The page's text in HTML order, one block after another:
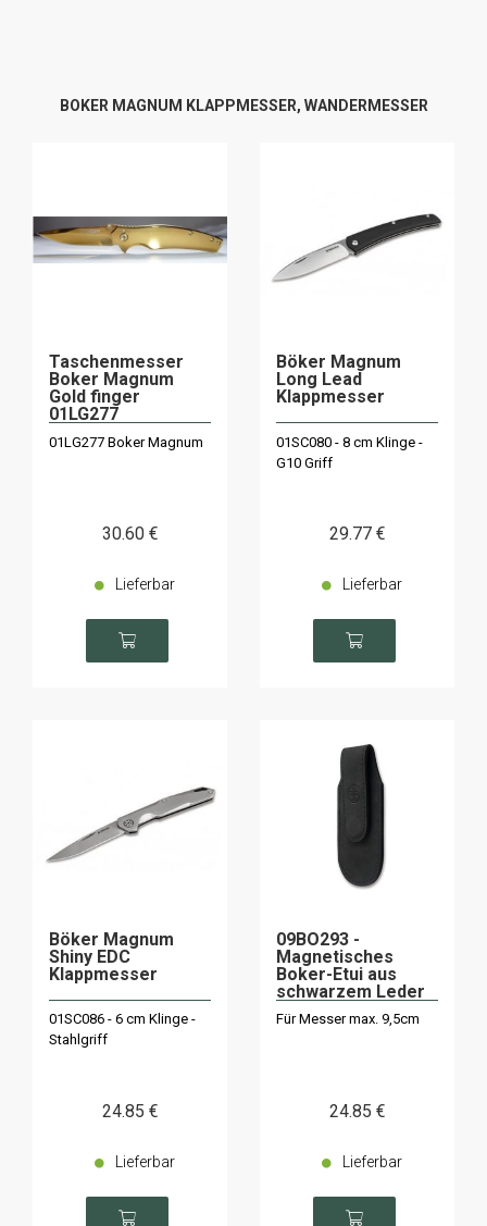
BOKER MAGNUM KLAPPMESSER, WANDERMESSER
Taschenmesser
Boker Magnum
Gold finger
01LG277
01LG277 Boker Magnum
30.60 €
Lieferbar
Böker Magnum
Long Lead
Klappmesser
01SC080 - 8 cm Klinge -
G10 Griff
29.77 €
Lieferbar
Böker Magnum
Shiny EDC
Klappmesser
01SC086 - 6 cm Klinge -
Stahlgriff
24.85 €
Lieferbar
09BO293 -
Magnetisches
Boker-Etui aus
schwarzem Leder
Für Messer max. 9,5cm
24.85 €
Lieferbar